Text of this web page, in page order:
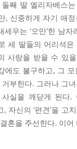
째 딸 엘리자베스
, 신중하게 자기 애
세우는 ‘오만’한 남
세 딸들의 어리석
사랑을 받을 수 있
에도 불구하고, 그
거부한다. 그러나
실을 깨닫게 된다
자신의 ‘편견’을
혼을 주선한다. 이